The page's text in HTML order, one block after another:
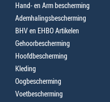
Hand- en Arm bescherming
Ademhalingsbescherming
BHV en EHBO Artikelen
Gehoorbescherming
Hoofdbescherming
Kleding
Oogbescherming
Voetbescherming